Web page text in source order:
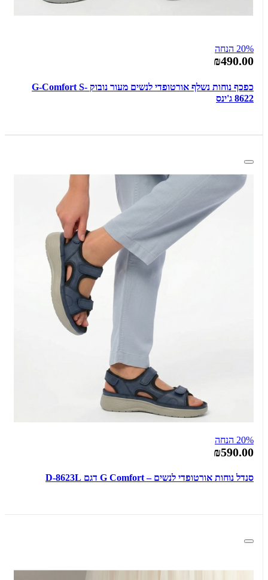
20% הנחה
₪490.00
כפכף נוחות נשלף אורטופדי לנשים מעור נובוק G-Comfort S-
8622 ג'ינס
20% הנחה
₪590.00
סנדל נוחות אורטופדי לנשים – G Comfort דגם D-8623L